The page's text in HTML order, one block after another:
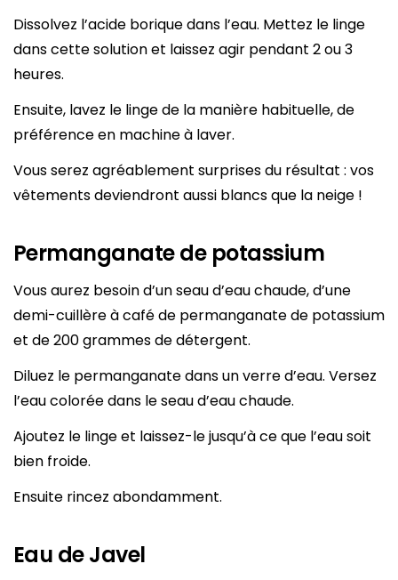
Dissolvez l’acide borique dans l’eau. Mettez le linge
dans cette solution et laissez agir pendant 2 ou 3
heures.
Ensuite, lavez le linge de la manière habituelle, de
préférence en machine à laver.
Vous serez agréablement surprises du résultat : vos
vêtements deviendront aussi blancs que la neige !
Permanganate de potassium
Vous aurez besoin d’un seau d’eau chaude, d’une
demi-cuillère à café de permanganate de potassium
et de 200 grammes de détergent.
Diluez le permanganate dans un verre d’eau. Versez
l’eau colorée dans le seau d’eau chaude.
Ajoutez le linge et laissez-le jusqu’à ce que l’eau soit
bien froide.
Ensuite rincez abondamment.
Eau de Javel